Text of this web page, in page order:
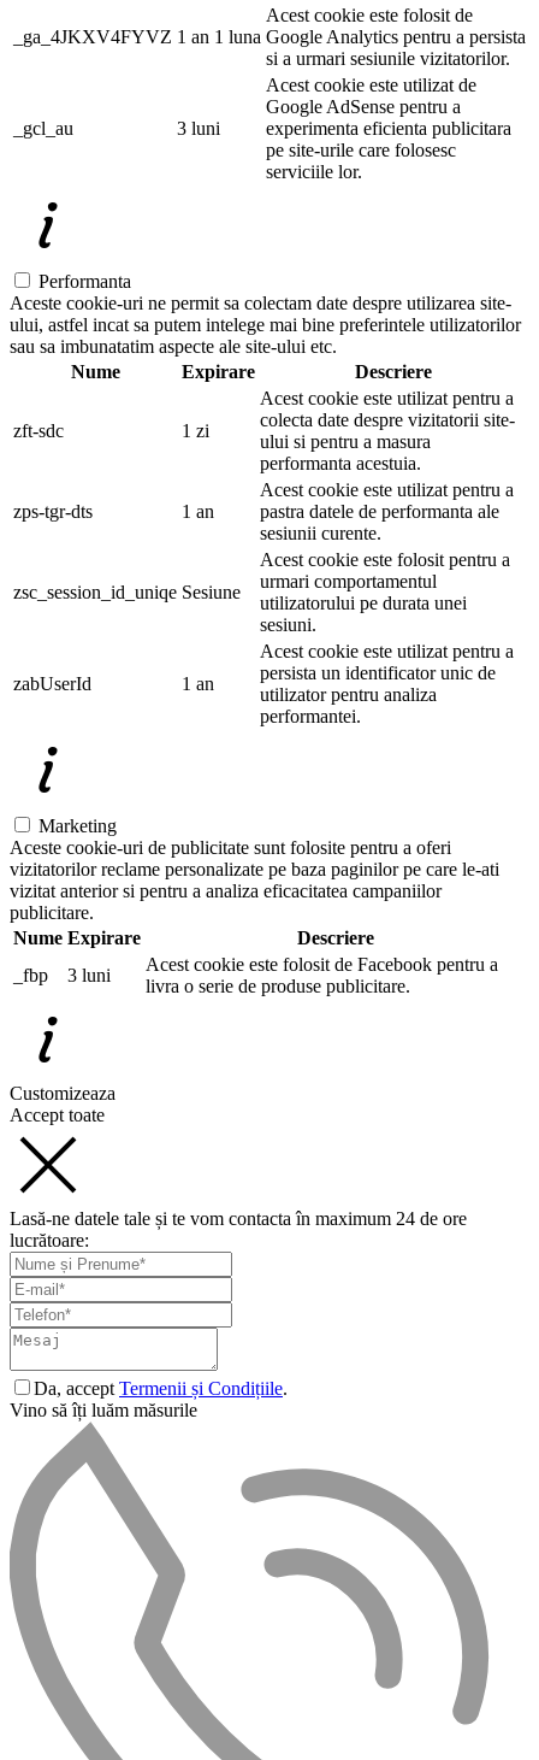
_ga_4JKXV4FYVZ 1 an 1 luna
Acest cookie este folosit de
Google Analytics pentru a persista
si a urmari sesiunile vizitatorilor.
_gcl_au 3 luni
Acest cookie este utilizat de
Google AdSense pentru a
experimenta eficienta publicitara
pe site-urile care folosesc
serviciile lor.
Performanta
Aceste cookie-uri ne permit sa colectam date despre utilizarea site-
ului, astfel incat sa putem intelege mai bine preferintele utilizatorilor
sau sa imbunatatim aspecte ale site-ului etc.
Nume
Expirare Descriere
zft-sdc 1 zi
Acest cookie este utilizat pentru a
colecta date despre vizitatorii site-
ului si pentru a masura
performanta acestuia.
zps-tgr-dts 1 an
Acest cookie este utilizat pentru a
pastra datele de performanta ale
sesiunii curente.
zsc_session_id_uniqe Sesiune
Acest cookie este folosit pentru a
urmari comportamentul
utilizatorului pe durata unei
sesiuni.
zabUserId 1 an
Acest cookie este utilizat pentru a
persista un identificator unic de
utilizator pentru analiza
performantei.
Marketing
Aceste cookie-uri de publicitate sunt folosite pentru a oferi
vizitatorilor reclame personalizate pe baza paginilor pe care le-ati
vizitat anterior si pentru a analiza eficacitatea campaniilor
publicitare.
Nume Expirare
Descriere
_fbp
3 luni
Acest cookie este folosit de Facebook pentru a
livra o serie de produse publicitare.
Customizeaza
Accept toate
Lasă-ne datele tale și te vom contacta în maximum 24 de ore
lucrătoare:
Da, accept Termenii și Condițiile.
Vino să îți luăm măsurile